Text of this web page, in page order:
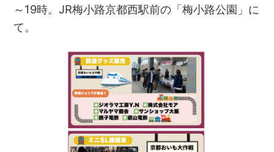
～19時。JR梅小路京都西駅前の「梅小路公園」に
て。